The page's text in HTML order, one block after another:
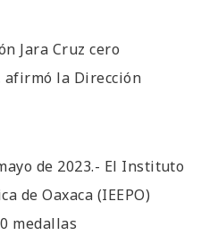
Jara Cruz cero
la Dirección
de 2023.- El Instituto
de Oaxaca (IEEPO)
medallas